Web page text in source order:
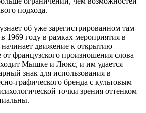
подхода.
об уже зарегистрированном там
1969 году в рамках мероприятия в
движение к открытию
французского произношения слова
Мышке и Люкс, и им удается
знак для использования в
графического бренда с культовым
точки зрения оттенком